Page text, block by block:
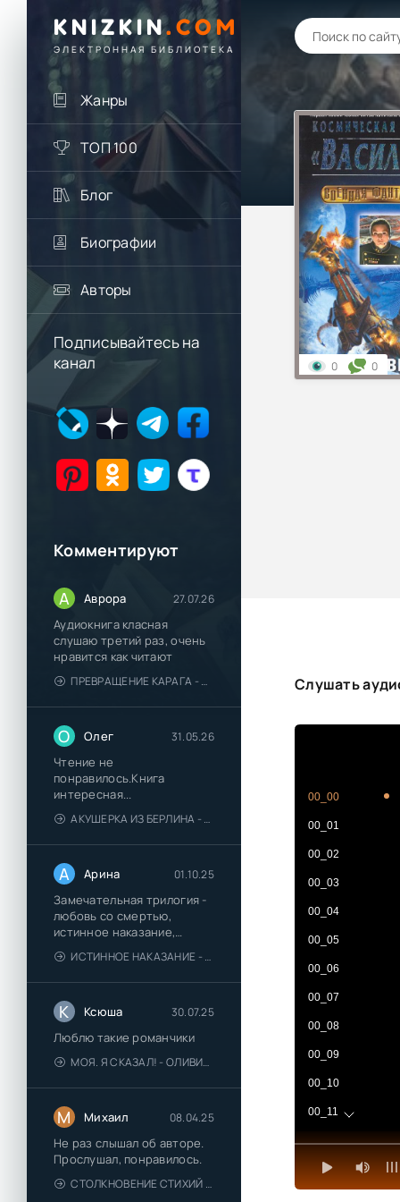
KNIZKIN. COM
ЭЛЕКТРОННАЯ БИБЛИОТЕКА
Жанры
ТОП 100
Блог
Биографии
Авторы
Подписывайтесь на
канал
Комментируют
А Аврора 27.07.26
Аудиокнига класная
слушаю третий раз, очень
нравится как читают
ПРЕВРАЩЕНИЕ КАРАГА - КАТЯ БРАНДИС
О Олег 31.05.26
Чтение не
понравилось.Книга
интересная...
АКУШЕРКА ИЗ БЕРЛИНА - АННА СТЮАРТ
А Арина 01.10.25
Замечательная трилогия -
любовь со смертью,
истинное наказание,
любимая для монстра -
понравились
ИСТИННОЕ НАКАЗАНИЕ - ОЛЬГА ГУСЕЙНОВА
К Ксюша 30.07.25
Люблю такие романчики
МОЯ. Я СКАЗАЛ! - ОЛИВИЯ ЛЕЙК
М Михаил 08.04.25
Не раз слышал об авторе.
Прослушал, понравилось.
СТОЛКНОВЕНИЕ СТИХИЙ - ВАЛЕРИЙ ГУМИНСКИЙ
0 0
Слушать
00_00
00_01
00_02
00_03
00_04
00_05
00_06
00_07
00_08
00_09
00_10
00_11
00_12
00_13